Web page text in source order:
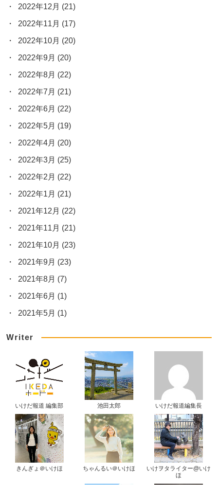
2022年12月 (21)
2022年11月 (17)
2022年10月 (20)
2022年9月 (20)
2022年8月 (22)
2022年7月 (21)
2022年6月 (22)
2022年5月 (19)
2022年4月 (20)
2022年3月 (25)
2022年2月 (22)
2022年1月 (21)
2021年12月 (22)
2021年11月 (21)
2021年10月 (23)
2021年9月 (23)
2021年8月 (7)
2021年6月 (1)
2021年5月 (1)
Writer
いけだ報道 編集部 池田太郎 いけだ報道編集長
きんぎょ＠いけほ ちゃんるい＠いけほ
いけヲタライター@いけ
ほ